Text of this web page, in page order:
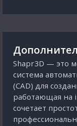
Shapr3D — это
система
(CAD) для
работающая на
сочетает